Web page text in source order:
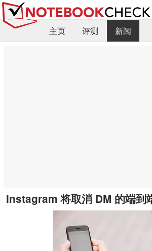
主页 评测
新闻
Instagram 将取消 DM 的端到